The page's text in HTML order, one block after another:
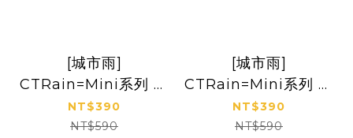
[城市雨]
CTRain=Mini系列 白
鴿花語 UV50+黑膠晴
雨口袋傘 五折
NT$390
NT$590
[城市雨]
CTRain=Mini系列 點
點DOT 鋁製超輕五折
8K黑膠晴雨傘 攜帶便
NT$390
NT$590